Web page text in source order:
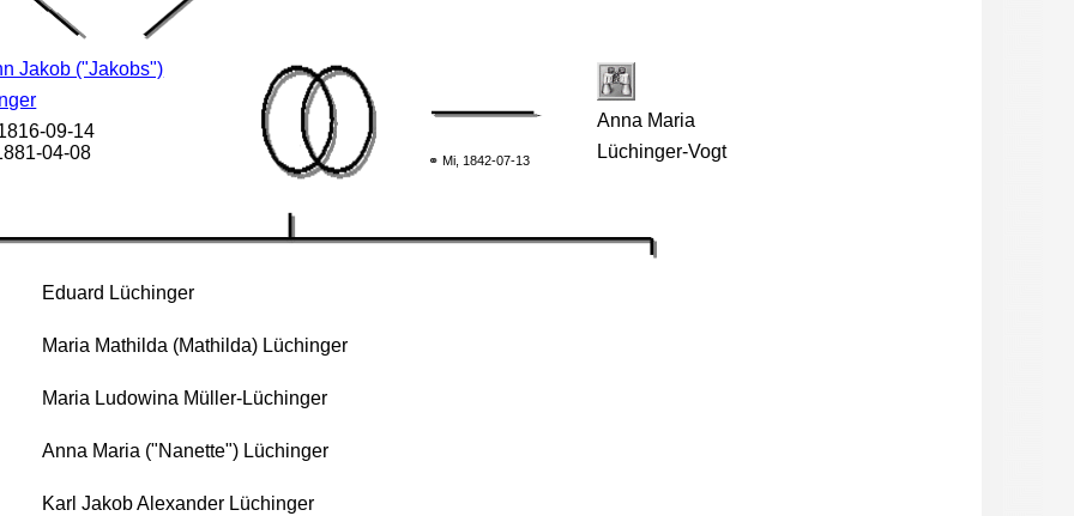
Jakob ("Jakobs")
09-14
04-08
⚭ Mi, 1842-07-13
Anna Maria
Lüchinger-Vogt
Eduard Lüchinger
Maria Mathilda (Mathilda) Lüchinger
Maria Ludowina Müller-Lüchinger
Anna Maria ("Nanette") Lüchinger
Karl Jakob Alexander Lüchinger